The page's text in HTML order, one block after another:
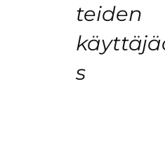
teiden
s